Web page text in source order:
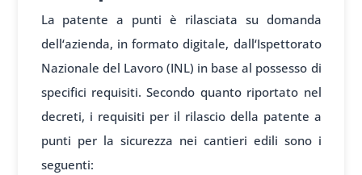
La patente a punti è rilasciata su domanda
dell‘azienda, in formato digitale, dall‘Ispettorato
Nazionale del Lavoro (INL) in base al possesso di
specifici requisiti.Secondo quanto riportato nel
decreti, i requisiti per il rilascio della patente a
punti per la sicurezza nei cantieri edili sono i
seguenti: